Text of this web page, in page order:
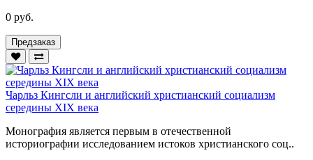
0 руб.
Предзаказ
Чарльз Кингсли и английский христианский социализм
середины XIX века
Монография является первым в отечественной
историографии исследованием истоков христианского соц..